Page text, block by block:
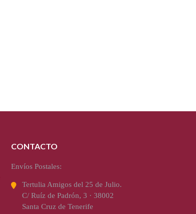
CONTACTO
Envíos Postales:
Tertulia Amigos del 25 de Julio.
C/ Ruíz de Padrón, 3 · 38002
Santa Cruz de Tenerife